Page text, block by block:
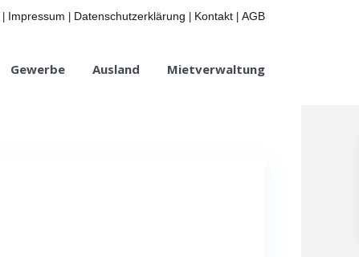
Impressum Datenschutzerklärung Kontakt AGB
Gewerbe Ausland Mietverwaltung